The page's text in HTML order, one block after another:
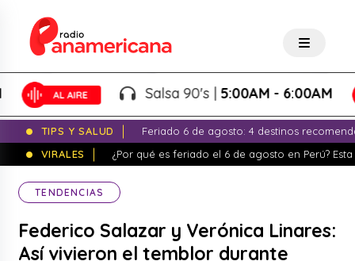
Salsa 90's |5:00AM - 6:00AM
TIPS Y SALUD
Feriado 6 de agosto: 4 destinos
VIRALES
¿Por qué es feriado el 6 de agosto en Perú?
TENDENCIAS
Federico Salazar y Verónica Linares:
Así vivieron el temblor durante